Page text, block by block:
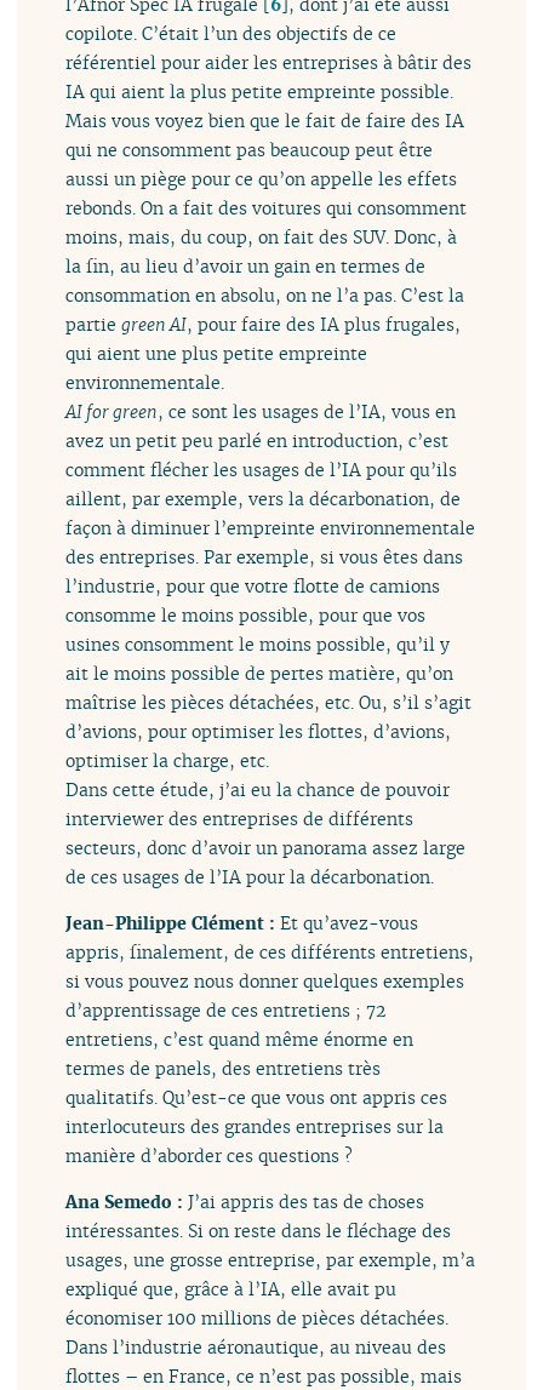
copilote. C’était l’un des objectifs de ce
référentiel pour aider les entreprises à bâtir des
IA qui aient la plus petite empreinte possible.
Mais vous voyez bien que le fait de faire des IA
qui ne consomment pas beaucoup peut être
aussi un piège pour ce qu’on appelle les effets
rebonds. On a fait des voitures qui consomment
moins, mais, du coup, on fait des SUV. Donc, à
la fin, au lieu d’avoir un gain en termes de
consommation en absolu, on ne l’a pas. C’est la
partiegreen AI, pour faire des IA plus frugales,
qui aient une plus petite empreinte
environnementale.
AI for green, ce sont les usages de l’IA, vous en
avez un petit peu parlé en introduction, c’est
comment flécher les usages de l’IA pour qu’ils
aillent, par exemple, vers la décarbonation, de
façon à diminuer l’empreinte environnementale
des entreprises. Par exemple, si vous êtes dans
l’industrie, pour que votre flotte de camions
consomme le moins possible, pour que vos
usines consomment le moins possible, qu’il y
ait le moins possible de pertes matière, qu’on
maîtrise les pièces détachées, etc. Ou, s’il s’agit
d’avions, pour optimiser les flottes, d’avions,
optimiser la charge, etc.
Dans cette étude, j’ai eu la chance de pouvoir
interviewer des entreprises de différents
secteurs, donc d’avoir un panorama assez large
de ces usages de l’IA pour la décarbonation.
Jean-Philippe Clément :Et qu’avez-vous
appris, finalement, de ces différents entretiens,
si vous pouvez nous donner quelques exemples
d’apprentissage de ces entretiens ; 72
entretiens, c’est quand même énorme en
termes de panels, des entretiens très
qualitatifs. Qu’est-ce que vous ont appris ces
interlocuteurs des grandes entreprises sur la
manière d’aborder ces questions ?
Ana Semedo :J’ai appris des tas de choses
intéressantes. Si on reste dans le fléchage des
usages, une grosse entreprise, par exemple, m’a
expliqué que, grâce à l’IA, elle avait pu
économiser 100 millions de pièces détachées.
Dans l’industrie aéronautique, au niveau des
flottes – en France, ce n’est pas possible, mais